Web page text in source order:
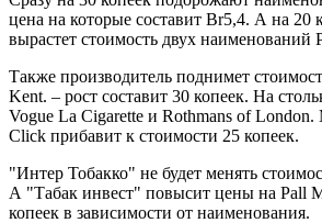
цена на которые составит Br5,4. А на 20
вырастет стоимость двух наименований
Также производитель поднимет
Kent. – рост составит 30 копеек. На
Vogue La Cigarette и Rothmans of London.
Click прибавит к стоимости 25 копеек.
"Интер Тобакко" не будет менять
А "Табак инвест" повысит цены на Pall
копеек в зависимости от наименования.